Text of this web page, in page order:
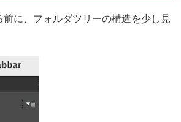
に、フォルダツリーの構造を少し見